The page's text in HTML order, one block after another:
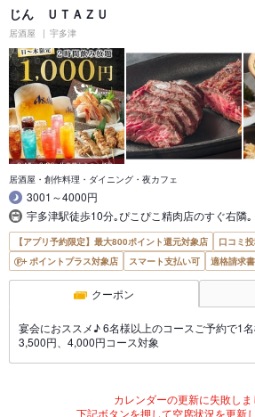
じん ＵＴＡＺＵ
居酒屋 宇多津
居酒屋・創作料理・ダイニング・夜カフェ
3001～4000円
宇多津駅徒歩10分｡ぴこぴこ精肉店のすぐ右隣｡
【アプリ予約限定】最大800ポイント還元対象店
口コミ
ポイントプラス対象店
スマート支払い可 適格請求
クーポン
宴会におススメ♪ 6名様以上のコースご予約で1名
3,500円、4,000円コース対象
カレンダーの更新に失敗しま
下記ボタンを押して空席状況を更新